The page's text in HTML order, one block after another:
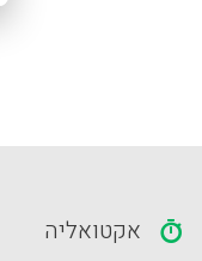
אקטואליה